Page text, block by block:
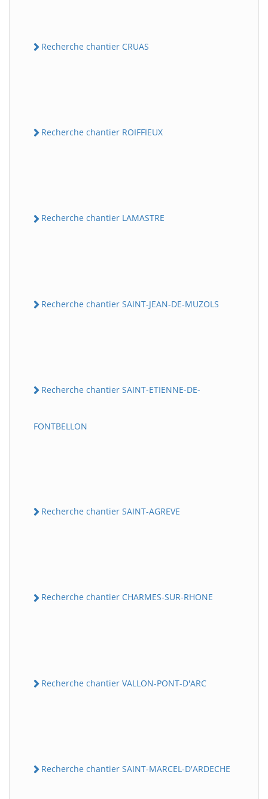
Recherche chantier CRUAS
Recherche chantier ROIFFIEUX
Recherche chantier LAMASTRE
Recherche chantier SAINT-JEAN-DE-MUZOLS
Recherche chantier SAINT-ETIENNE-DE-
FONTBELLON
Recherche chantier SAINT-AGREVE
Recherche chantier CHARMES-SUR-RHONE
Recherche chantier VALLON-PONT-D'ARC
Recherche chantier SAINT-MARCEL-D'ARDECHE